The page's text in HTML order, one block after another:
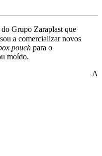
Grupo Zaraplast que
a comercializar novos
pouch para o
moído.
A